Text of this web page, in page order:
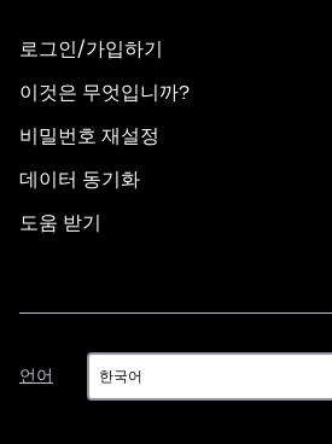
로그인/가입하기
이것은 무엇입니까?
비밀번호 재설정
데이터 동기화
도움 받기
언어
언
어